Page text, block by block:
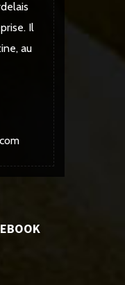
Il
au